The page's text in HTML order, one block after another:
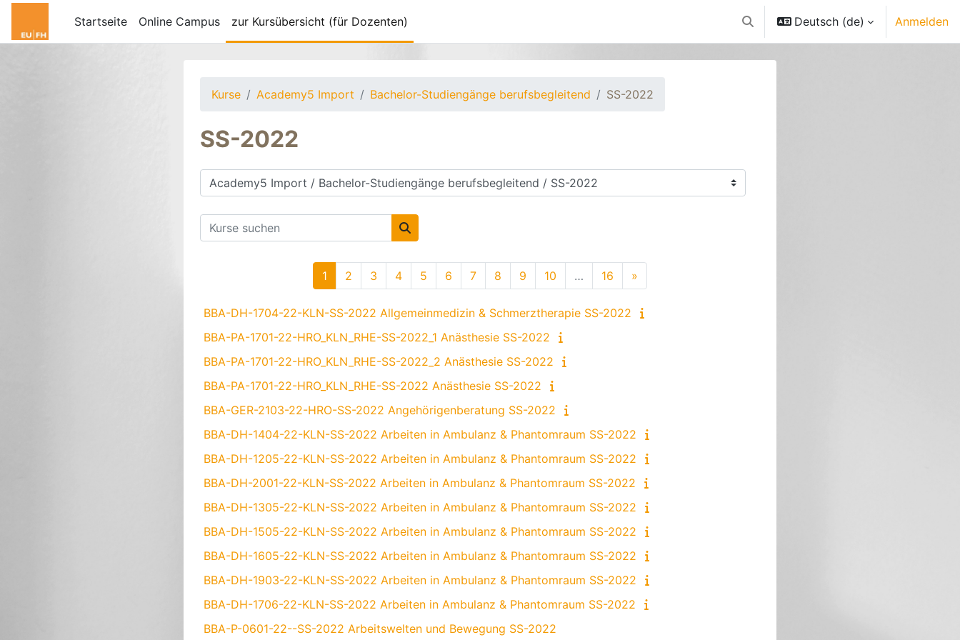
Startseite
Online Campus zur Kursübersicht (für Dozenten)
Sucheingabe umschalten
Deutsch ‎(de)‎ Anmelden
Kurse Academy5 Import Bachelor-Studiengänge berufsbegleitend SS-2022
SS-2022
Kursbereiche
Kurse suchen
Kurse suchen
1 Seite 1
2 Seite 2
3 Seite 3
4Seite 4
5 Seite 5
6 Seite 6
7Seite 7
8 Seite 8
9 Seite 9
10 Seite 10
… 16 Seite 16
»
BBA-DH-1704-22-KLN-SS-2022 Allgemeinmedizin & Schmerztherapie SS-2022
BBA-PA-1701-22-HRO_KLN_RHE-SS-2022_1 Anästhesie SS-2022
BBA-PA-1701-22-HRO_KLN_RHE-SS-2022_2 Anästhesie SS-2022
BBA-PA-1701-22-HRO_KLN_RHE-SS-2022 Anästhesie SS-2022
BBA-GER-2103-22-HRO-SS-2022 Angehörigenberatung SS-2022
BBA-DH-1404-22-KLN-SS-2022 Arbeiten in Ambulanz & Phantomraum SS-2022
BBA-DH-1205-22-KLN-SS-2022 Arbeiten in Ambulanz & Phantomraum SS-2022
BBA-DH-2001-22-KLN-SS-2022 Arbeiten in Ambulanz & Phantomraum SS-2022
BBA-DH-1305-22-KLN-SS-2022 Arbeiten in Ambulanz & Phantomraum SS-2022
BBA-DH-1505-22-KLN-SS-2022 Arbeiten in Ambulanz & Phantomraum SS-2022
BBA-DH-1605-22-KLN-SS-2022 Arbeiten in Ambulanz & Phantomraum SS-2022
BBA-DH-1903-22-KLN-SS-2022 Arbeiten in Ambulanz & Phantomraum SS-2022
BBA-DH-1706-22-KLN-SS-2022 Arbeiten in Ambulanz & Phantomraum SS-2022
BBA-P-0601-22--SS-2022 Arbeitswelten und Bewegung SS-2022